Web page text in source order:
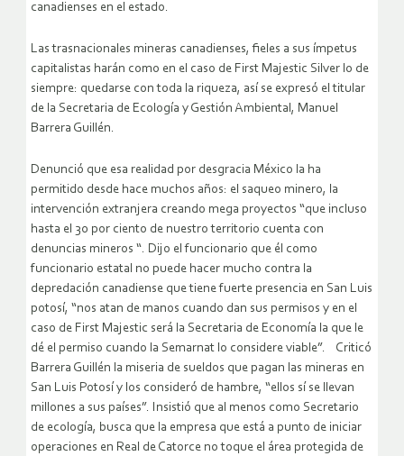
canadienses en el estado.
Las trasnacionales mineras canadienses, fieles a sus ímpetus
capitalistas harán como en el caso de First Majestic Silver lo de
siempre: quedarse con toda la riqueza, así se expresó el titular
de la Secretaria de Ecología y Gestión Ambiental, Manuel
Barrera Guillén.
Denunció que esa realidad por desgracia México la ha
permitido desde hace muchos años: el saqueo minero, la
intervención extranjera creando mega proyectos “que incluso
hasta el 30 por ciento de nuestro territorio cuenta con
denuncias mineros “. Dijo el funcionario que él como
funcionario estatal no puede hacer mucho contra la
depredación canadiense que tiene fuerte presencia en San Luis
potosí, “nos atan de manos cuando dan sus permisos y en el
caso de First Majestic será la Secretaria de Economía la que le
dé el permiso cuando la Semarnat lo considere viable”. Criticó
Barrera Guillén la miseria de sueldos que pagan las mineras en
San Luis Potosí y los consideró de hambre, “ellos sí se llevan
millones a sus países”. Insistió que al menos como Secretario
de ecología, busca que la empresa que está a punto de iniciar
operaciones en Real de Catorce no toque el área protegida de